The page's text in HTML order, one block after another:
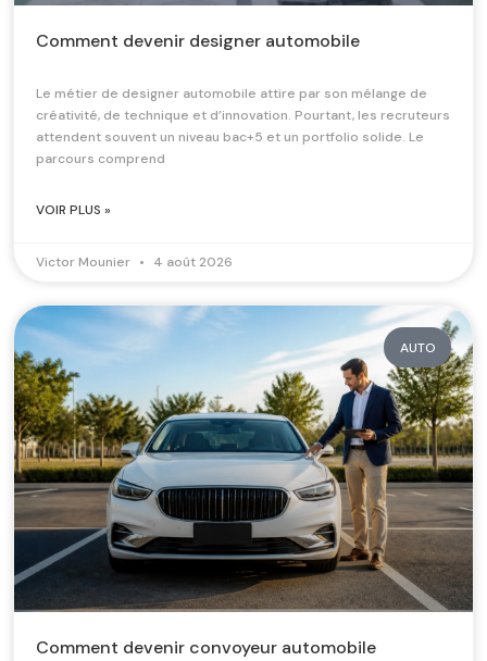
Comment devenir designer automobile
Le métier de designer automobile attire par son mélange de
créativité, de technique et d’innovation. Pourtant, les recruteurs
attendent souvent un niveau bac+5 et un portfolio solide. Le
parcours comprend
VOIR PLUS »
Victor Mounier 4 août 2026
AUTO
Comment devenir convoyeur automobile